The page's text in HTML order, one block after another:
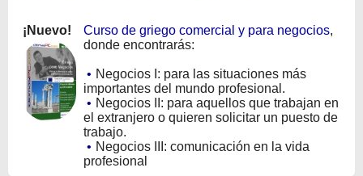
¡Nuevo! Curso de griego comercial y para negocios,
donde encontrarás:
• Negocios I: para las situaciones más
importantes del mundo profesional.
• Negocios II: para aquellos que trabajan en
el extranjero o quieren solicitar un puesto de
trabajo.
• Negocios III: comunicación en la vida
profesional